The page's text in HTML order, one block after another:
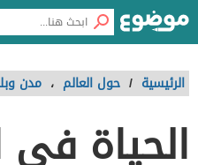
الرئيسية / حول العالم ، مدن
الحياة في